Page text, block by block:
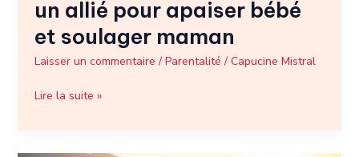
un allié pour apaiser bébé
et soulager maman
Laisser un commentaire / Parentalité / Capucine Mistral
Lire la suite »